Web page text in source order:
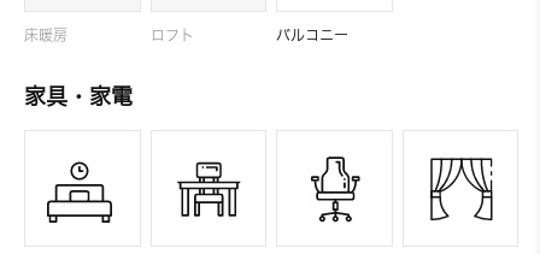
床暖房 ロフト バルコニー
家具・家電